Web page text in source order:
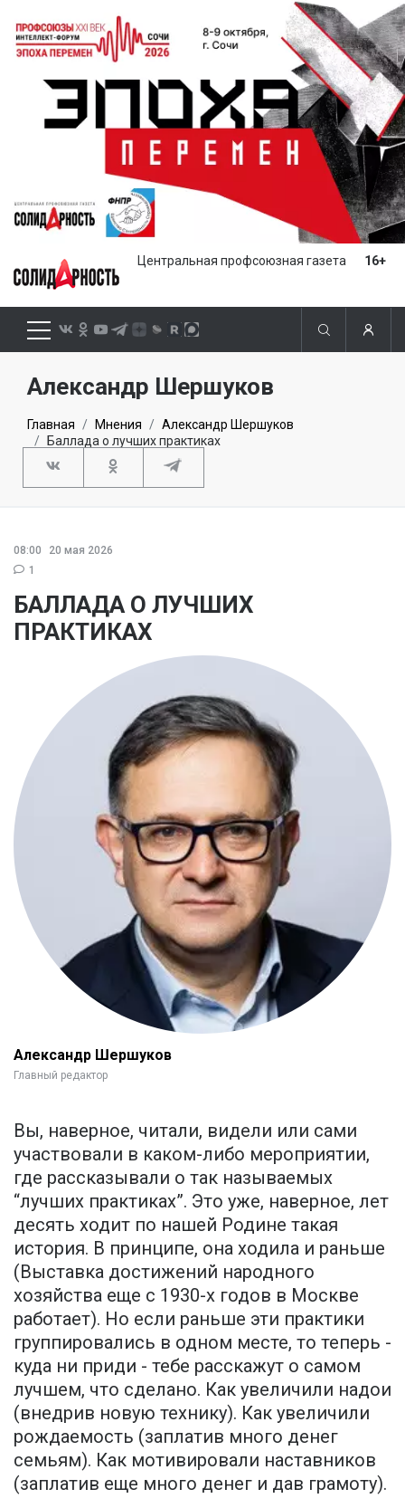
Центральная профсоюзная газета 16+
Александр Шершуков
Главная Мнения
Александр Шершуков
Баллада о лучших практиках
08:00
20 мая 2026
1
БАЛЛАДА О ЛУЧШИХ
ПРАКТИКАХ
Александр Шершуков
Главный редактор
Вы, наверное, читали, видели или сами
участвовали в каком-либо мероприятии,
где рассказывали о так называемых
“лучших практиках”. Это уже, наверное, лет
десять ходит по нашей Родине такая
история. В принципе, она ходила и раньше
(Выставка достижений народного
хозяйства еще с 1930-х годов в Москве
работает). Но если раньше эти практики
группировались в одном месте, то теперь -
куда ни приди - тебе расскажут о самом
лучшем, что сделано. Как увеличили надои
(внедрив новую технику). Как увеличили
рождаемость (заплатив много денег
семьям). Как мотивировали наставников
(заплатив еще много денег и дав грамоту).